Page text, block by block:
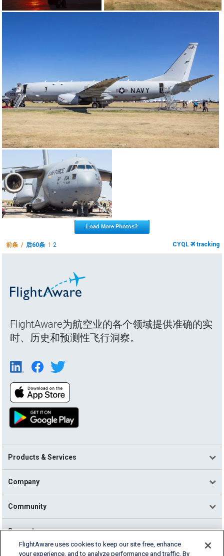
Load More Photos?
前条 / 后60条 12 CYQL tracking
FlightAware为航空业的各个领域提供准确的实
时、历史和预测性飞行洞察。
Products & Services
Company
Community
Support
FlightAware uses cookies to keep our site free, enhance
your experience, and to analyze performance and traffic. By